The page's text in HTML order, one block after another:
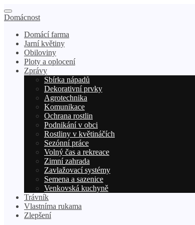
Domácnost
Domácí farma
Jarní květiny
Obiloviny
Ploty a oplocení
Zprávy
Sbírka nápadů
Dekorativní prvky
Agrotechnika
Komunikace
Ochrana rostlin
Podnikání v obci
Rostliny v květináčích
Sezónní práce
Volný čas a rekreace
Zimní zahrada
Zavlažovací systémy
Semena a sazenice
Venkovská kuchyně
Trávník
Vlastníma rukama
Zlepšení